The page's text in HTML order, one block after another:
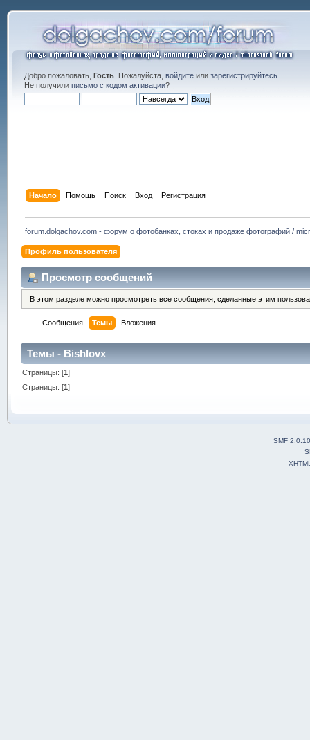
Добро пожаловать, Гость. Пожалуйста, войдитеили зарегистрируйтесь.
Не получили письмо с кодом активации?
Начало Помощь Поиск Вход Регистрация
forum.dolgachov.com - форум о фотобанках, стоках и продаже фотографий /
Профиль пользователя
Просмотр сообщений
В этом разделе можно просмотреть все сообщения, сделанные этим
Сообщения Темы Вложения
Темы - Bishlovx
Страницы: [1]
Страницы: [1]
SMF